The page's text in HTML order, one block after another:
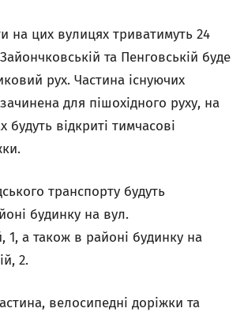
на цих вулицях триватимуть 24
та Пенговській буде
рух. Частина існуючих
для пішохідного руху, на
будуть відкриті тимчасові
транспорту будуть
будинку на вул.
1, а також в районі будинку на
2.
велосипедні доріжки та